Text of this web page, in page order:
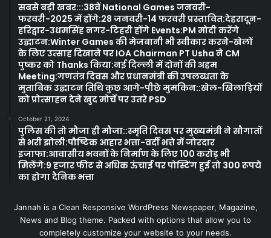
सबसे बड़ी खबर:::38वें National Games जनवरी-
फरवरी-2025 में होंगे:28 जनवरी-14 फरवरी प्रस्तावित:देहरादून-
हरिद्वार-उधमसिंह नगर-टिहरी होंगे Events:PM मोदी करेंगे
उद्घाटन:Winter Games की मेजबानी भी स्वीकार करने-खेलों
के लिए उत्साह दिखाने पर IOA Chairman PT Usha ने CM
पुष्कर को Thanks किया:नई दिल्ली में दोनों की अहम
Meeting:गणतंत्र दिवस और प्रधानमंत्री की उपलब्धता के
मुताबिक उद्घाटन तिथि कुछ आगे-पीछे मुमकिन::खेल-खिलाड़ियों
को प्रोत्साहन देने खुद मोर्चे पर उतरे PSD
October 21, 2024
पुलिस की तो मौजा ही मौजा::स्मृति दिवस पर मुख्यमंत्री ने सौगातों
से भरी झोली:पौष्टिक आहार भत्ता-वर्दी भत्ते में जोरदार
इजाफा:आवासीय भवनों के निर्माण के लिए 100 करोड़ भी
मिलेंगे:9 हजार फीट से अधिक ऊंचाई पर पोस्टिंग हुई तो 300 रूपये
का होगा दैनिक भत्ता
Jannah is a Clean Responsive WordPress Newspaper, Magazine,
News and Blog theme. Packed with options that allow you to
completely customize your website to your needs.